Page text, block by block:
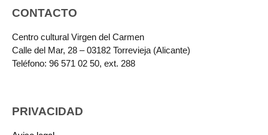
CONTACTO
Centro cultural Virgen del Carmen
Calle del Mar, 28 – 03182 Torrevieja (Alicante)
Teléfono: 96 571 02 50, ext. 288
PRIVACIDAD